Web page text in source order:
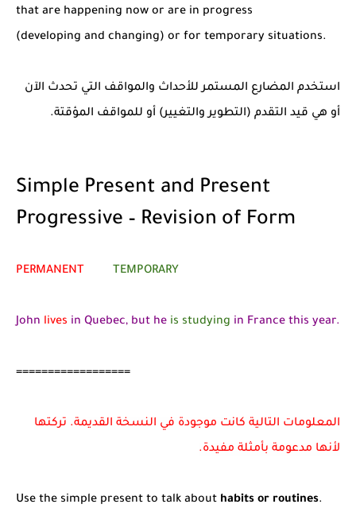
that are happening now or are in progress
(developing and changing) or for temporary situations.
استخدم المضارع المستمر للأحداث والمواقف التي تحدث الآن
أو هي قيد التقدم (التطوير والتغيير) أو للمواقف المؤقتة.
Simple Present and Present
Progressive – Revision of Form
PERMANENT TEMPORARY
John lives in Quebec, but he is studying in France this year.
==================
المعلومات التالية كانت موجودة في النسخة القديمة. تركتها
لأنها مدعومة بأمثلة مفيدة.
Use the simple present to talk about habits or routines.